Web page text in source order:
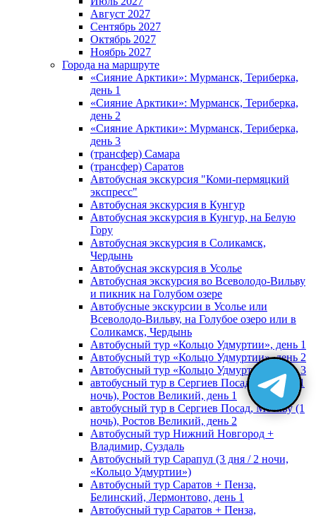
Август 2027
Сентябрь 2027
Октябрь 2027
Ноябрь 2027
Города на маршруте
«Сияние Арктики»: Мурманск, Териберка,
день 1
«Сияние Арктики»: Мурманск, Териберка,
день 2
«Сияние Арктики»: Мурманск, Териберка,
день 3
(трансфер) Самара
(трансфер) Саратов
Автобусная экскурсия "Коми-пермяцкий
экспресс"
Автобусная экскурсия в Кунгур
Автобусная экскурсия в Кунгур, на Белую
Гору
Автобусная экскурсия в Соликамск,
Чердынь
Автобусная экскурсия в Усолье
Автобусная экскурсия во Всеволодо-Вильву
и пикник на Голубом озере
Автобусные экскурсии в Усолье или
Всеволодо-Вильву, на Голубое озеро или в
Соликамск, Чердынь
Автобусный тур «Кольцо Удмуртии», день 1
Автобусный тур «Кольцо Удмуртии», день 2
Автобусный тур «Кольцо Удмуртии», день 3
автобусный тур в Сергиев Посад, Москву (1
ночь), Ростов Великий, день 1
автобусный тур в Сергиев Посад, Москву (1
ночь), Ростов Великий, день 2
Автобусный тур Нижний Новгород +
Владимир, Суздаль
Автобусный тур Сарапул (3 дня / 2 ночи,
«Кольцо Удмуртии»)
Автобусный тур Саратов + Пенза,
Белинский, Лермонтово, день 1
Автобусный тур Саратов + Пенза,